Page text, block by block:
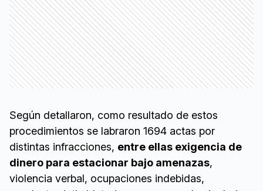
Según detallaron, como resultado de estos
procedimientos se labraron 1694 actas por
distintas infracciones, entre ellas exigencia de
dinero para estacionar bajo amenazas,
violencia verbal, ocupaciones indebidas,